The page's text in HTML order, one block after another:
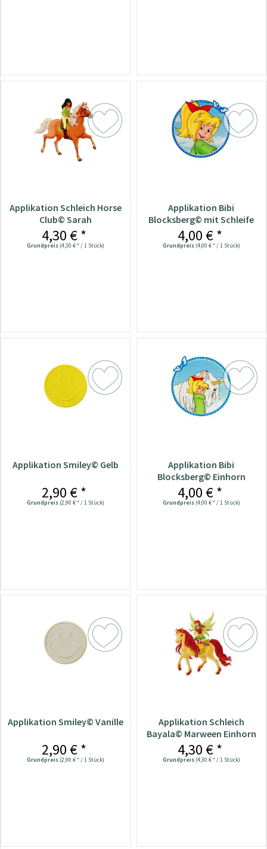
Applikation Schleich Horse
Club© Sarah
4,30 € *
Grundpreis (4,30 € * / 1 Stück)
Applikation Bibi
Blocksberg© mit Schleife
4,00 € *
Grundpreis (4,00 € * / 1 Stück)
Applikation Smiley© Gelb
2,90 € *
Grundpreis (2,90 € * / 1 Stück)
Applikation Bibi
Blocksberg© Einhorn
4,00 € *
Grundpreis (4,00 € * / 1 Stück)
Applikation Smiley© Vanille
2,90 € *
Grundpreis (2,90 € * / 1 Stück)
Applikation Schleich
Bayala© Marween Einhorn
4,30 € *
Grundpreis (4,30 € * / 1 Stück)